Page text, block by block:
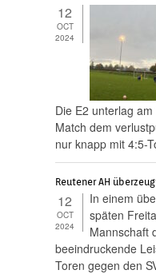
12
OCT
2024
Die E2 unterlag
Match dem
nur knapp mit 4:5-
Reutener AH
12
OCT
2024
In einem
späten
Mannschaft
beeindruckende
Toren gegen den